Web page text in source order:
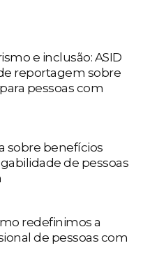
e inclusão: ASID
reportagem sobre
pessoas com
sobre benefícios
de pessoas
redefinimos a
de pessoas com